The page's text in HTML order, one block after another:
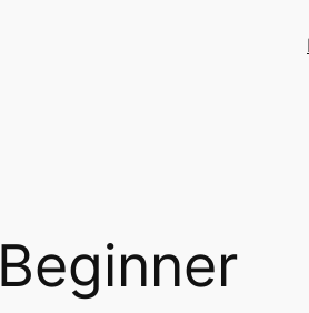
Beginner